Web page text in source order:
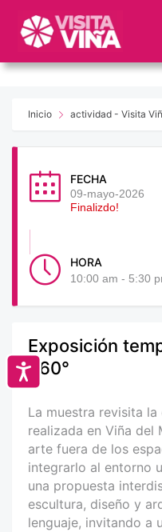
este
web
sistema
Accesibilidad
Inicio actividad - Visita
FECHA
09-mayo-2026
Finalizdo!
HORA
10:00 am - 5:30
Exposición
360°
La muestra revisita
realizada en Viña del
arte fuera de los
integrarlo al entorno
una propuesta
escultura, diseño y
lenguaje, invitando a